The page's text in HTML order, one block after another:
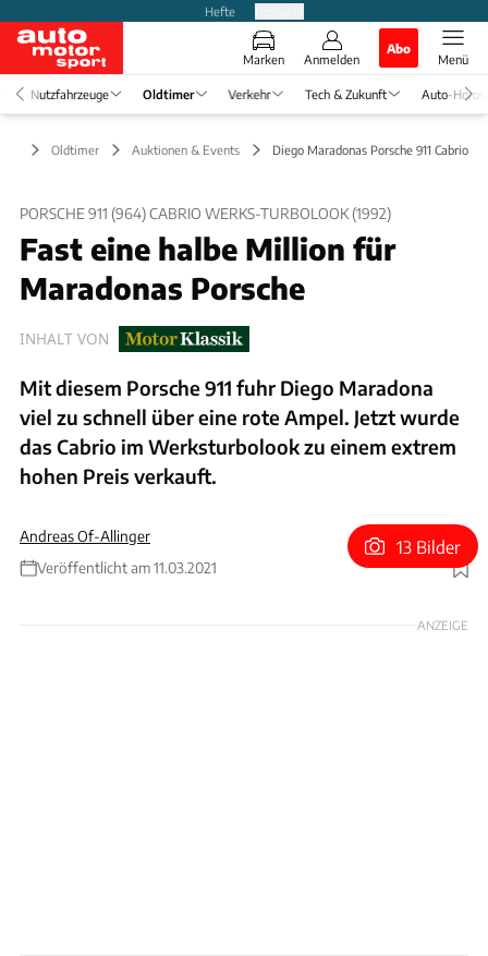
Hefte
Marken Anmelden
Abo
Menü
Nutzfahrzeuge Oldtimer Verkehr Tech & Zukunft Auto-
Oldtimer Auktionen & Events Diego Maradonas Porsche 911 Cabrio
PORSCHE 911 (964) CABRIO WERKS-TURBOLOOK (1992)
Fast eine halbe Million für
Maradonas Porsche
INHALT VON
Mit diesem Porsche 911 fuhr Diego Maradona
viel zu schnell über eine rote Ampel. Jetzt wurde
das Cabrio im Werksturbolook zu einem extrem
hohen Preis verkauft.
Andreas Of-Allinger
Veröffentlicht am 11.03.2021
Foto: Bonhams
13 Bilder
ANZEIGE